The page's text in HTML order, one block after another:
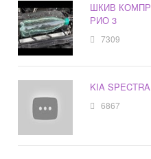
ШКИВ
РИО 3
7309
KIA
6867